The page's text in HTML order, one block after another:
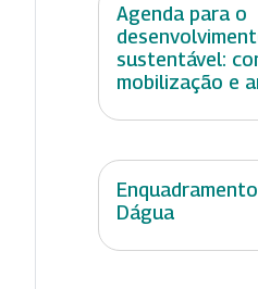
Agenda para o
sustentável:
mobilização e
Dágua